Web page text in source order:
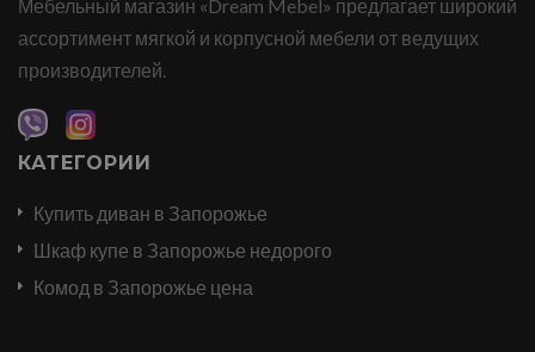
Мебельный магазин «Dream Mebel» предлагает широкий
ассортимент мягкой и корпусной мебели от ведущих
производителей.
КАТЕГОРИИ
Купить диван в Запорожье
Шкаф купе в Запорожье недорого
Комод в Запорожье цена